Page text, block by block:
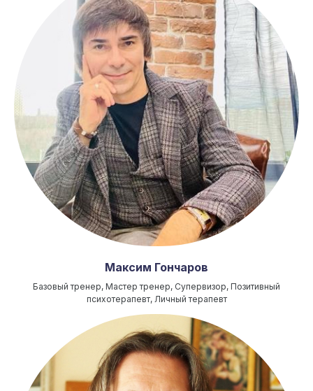
Максим Гончаров
Базовый тренер, Мастер тренер, Супервизор, Позитивный
психотерапевт, Личный терапевт